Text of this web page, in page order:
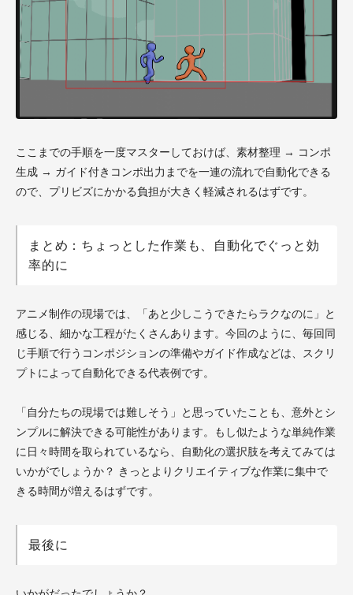
ここまでの手順を一度マスターしておけば、素材整理 → コンポ
生成 → ガイド付きコンポ出力までを一連の流れで自動化できる
ので、プリビズにかかる負担が大きく軽減されるはずです。
まとめ：ちょっとした作業も、自動化でぐっと効
率的に
アニメ制作の現場では、「あと少しこうできたらラクなのに」と
感じる、細かな工程がたくさんあります。今回のように、毎回同
じ手順で行うコンポジションの準備やガイド作成などは、スクリ
プトによって自動化できる代表例です。
「自分たちの現場では難しそう」と思っていたことも、意外とシ
ンプルに解決できる可能性があります。もし似たような単純作業
に日々時間を取られているなら、自動化の選択肢を考えてみては
いかがでしょうか？ きっとよりクリエイティブな作業に集中で
きる時間が増えるはずです。
最後に